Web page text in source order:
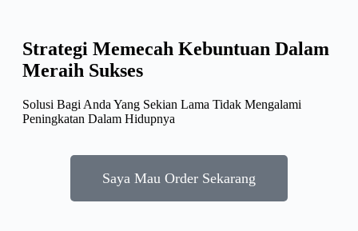
Strategi Memecah Kebuntuan Dalam
Meraih Sukses
Solusi Bagi Anda Yang Sekian Lama Tidak Mengalami
Peningkatan Dalam Hidupnya
Saya Mau Order Sekarang